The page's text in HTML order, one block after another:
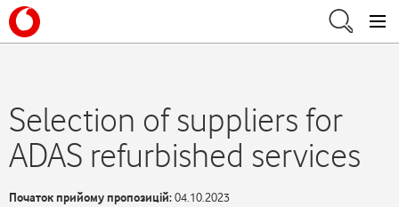
Selection of suppliers for
ADAS refurbished services
Початок прийому пропозицій:04.10.2023